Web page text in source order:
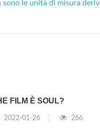
sono le unità di misura
FILM È SOUL?
2022-01-26 266